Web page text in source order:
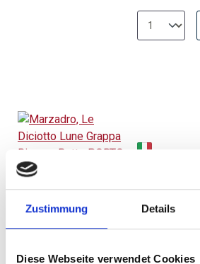
Zustimmung Details
Diese Webseite verwendet Cookies
Lune
Botte